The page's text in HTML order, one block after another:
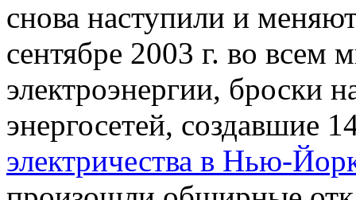
снова наступили и
сентябре 2003 г. во всем
электроэнергии, броски
энергосетей, создавшие
электричества в Нью-